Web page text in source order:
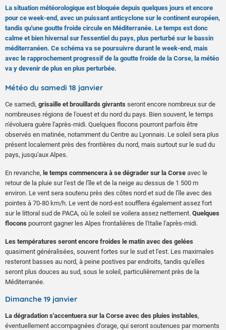
La situation météorologique est bloquée depuis quelques jours et encore
pour ce week-end, avec un puissant anticyclone sur le continent européen,
tandis qu'une goutte froide circule en Méditerranée. Le temps est donc
calme et bien hivernal sur l'essentiel du pays, plus perturbé sur le bassin
méditerranéen. Ce schéma va se poursuivre durant le week-end, mais
avec le rapprochement progressif de la goutte froide de la Corse, la météo
va y devenir de plus en plus perturbée.
Météo du samedi 18 janvier
Ce samedi, grisaille et brouillards givrants seront encore nombreux sur de
nombreuses régions de l'ouest et du nord du pays. Bien souvent, le temps
n'évoluera guère l'après-midi. Quelques flocons pourront parfois être
observés en matinée, notamment du Centre au Lyonnais. Le soleil sera plus
présent localement près des frontières du nord, mais surtout sur le sud du
pays, jusqu'aux Alpes.
En revanche, le temps commencera à se dégrader sur la Corse avec le
retour de la pluie sur l'est de l'île et de la neige au dessus de 1 500 m
environ. Le vent sera soutenu près des côtes nord et sud de l'île avec des
pointes à 70-80 km/h. Le vent de nord-est soufflera également assez fort
sur le littoral sud de PACA, où le soleil se voilera assez nettement. Quelques
flocons pourront gagner les Alpes frontalières de l'Italie l'après-midi.
Les températures seront encore froides le matin avec des gelées
quasiment généralisées, souvent fortes sur le sud et l'est. Les maximales
resteront basses au nord, à peine postives par endroits, tandis qu'elles
seront plus douces au sud, sous le soleil, particulièrement près de la
Méditerranée.
Dimanche 19 janvier
La dégradation s'accentuera sur la Corse avec des pluies instables,
éventuellement accompagnées d'orage, qui seront soutenues par moments